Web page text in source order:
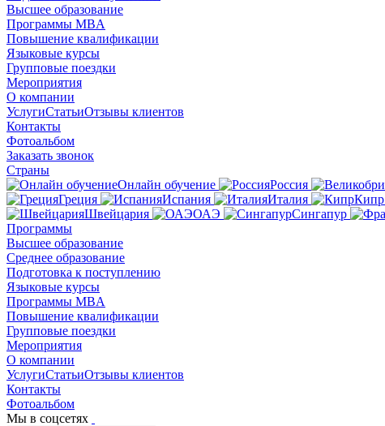
Высшее образование
Программы MBA
Повышение квалификации
Языковые курсы
Групповые поездки
Мероприятия
О компании
УслугиСтатьиОтзывы клиентов
Контакты
Фотоальбом
Заказать звонок
Страны
Онлайн обучение
Россия
Греция
Испания Италия Кипр
Швейцария
ОАЭ Сингапур
Программы
Высшее образование
Среднее образование
Подготовка к поступлению
Языковые курсы
Программы MBA
Повышение квалификации
Групповые поездки
Мероприятия
О компании
УслугиСтатьиОтзывы клиентов
Контакты
Фотоальбом
Мы в соцсетях